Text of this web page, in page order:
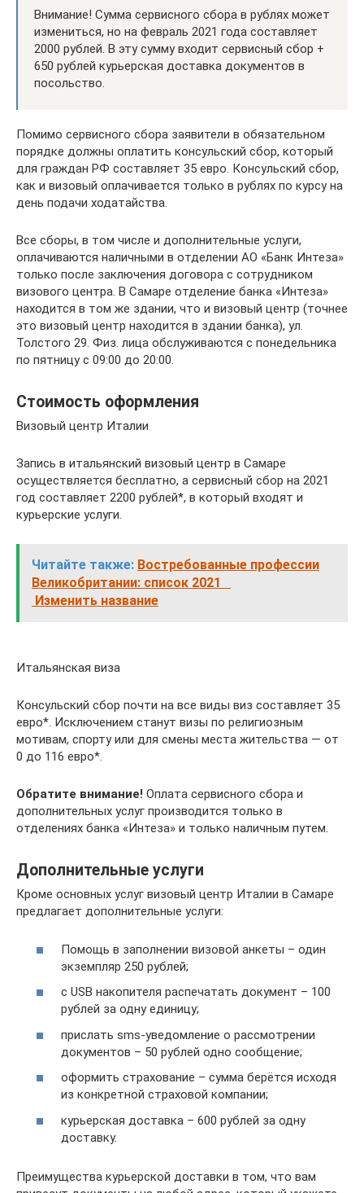
Внимание! Сумма сервисного сбора в рублях может
измениться, но на февраль 2021 года составляет
2000 рублей. В эту сумму входит сервисный сбор +
650 рублей курьерская доставка документов в
посольство.
Помимо сервисного сбора заявители в обязательном
порядке должны оплатить консульский сбор, который
для граждан РФ составляет 35 евро. Консульский сбор,
как и визовый оплачивается только в рублях по курсу на
день подачи ходатайства.
Все сборы, в том числе и дополнительные услуги,
оплачиваются наличными в отделении АО «Банк Интеза»
только после заключения договора с сотрудником
визового центра. В Самаре отделение банка «Интеза»
находится в том же здании, что и визовый центр (точнее
это визовый центр находится в здании банка), ул.
Толстого 29. Физ. лица обслуживаются с понедельника
по пятницу с 09:00 до 20:00.
Стоимость оформления
Визовый центр Италии
Запись в итальянский визовый центр в Самаре
осуществляется бесплатно, а сервисный сбор на 2021
год составляет 2200 рублей*, в который входят и
курьерские услуги.
Читайте также: Востребованные профессии
Великобритании: список 2021
Изменить название
Итальянская виза
Консульский сбор почти на все виды виз составляет 35
евро*. Исключением станут визы по религиозным
мотивам, спорту или для смены места жительства — от
0 до 116 евро*.
Обратите внимание! Оплата сервисного сбора и
дополнительных услуг производится только в
отделениях банка «Интеза» и только наличным путем.
Дополнительные услуги
Кроме основных услуг визовый центр Италии в Самаре
предлагает дополнительные услуги:
Помощь в заполнении визовой анкеты – один
экземпляр 250 рублей;
с USB накопителя распечатать документ – 100
рублей за одну единицу;
прислать sms-уведомление о рассмотрении
документов – 50 рублей одно сообщение;
оформить страхование – сумма берётся исходя
из конкретной страховой компании;
курьерская доставка – 600 рублей за одну
доставку.
Преимущества курьерской доставки в том, что вам